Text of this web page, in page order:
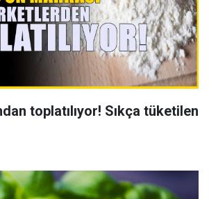
toplatılıyor! Sıkça tüketilen